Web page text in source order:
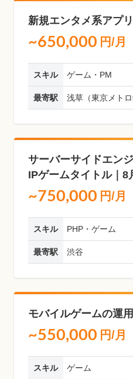
新規エンタメ系アプ
~650,000 円/月
スキル ゲーム・PM
最寄駅 浅草（東京メトロ
サーバーサイドエン
IPゲームタイトル｜8
~750,000 円/月
スキル PHP・ゲーム
最寄駅 渋谷
モバイルゲームの運
~550,000 円/月
スキル ゲーム